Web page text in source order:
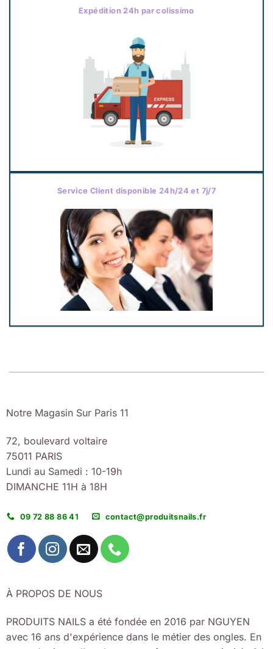
Expédition 24h par colissimo
Service Client disponible 24h/24 et 7j/7
Notre Magasin Sur Paris 11
72, boulevard voltaire
75011 PARIS
Lundi au Samedi : 10-19h
DIMANCHE 11H à 18H
09 72 88 86 41 contact@produitsnails.fr
À PROPOS DE NOUS
PRODUITS NAILS a été fondée en 2016 par NGUYEN
avec 16 ans d'expérience dans le métier des ongles. En